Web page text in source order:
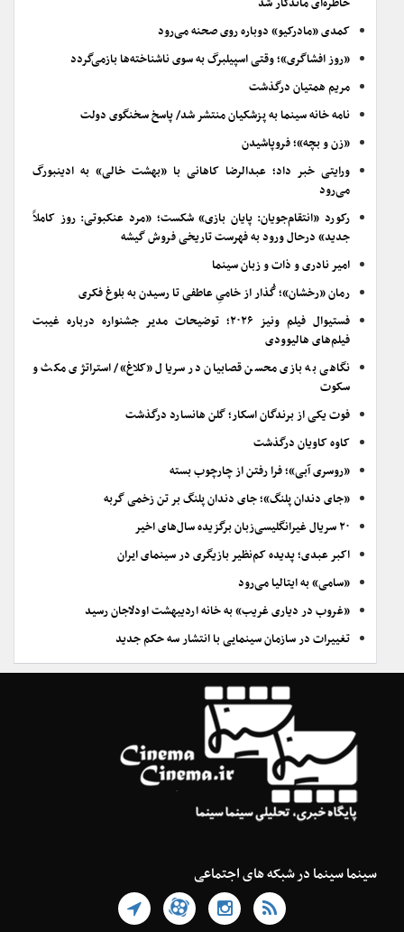
خاطره‌ای ماندگار شد
کمدی «مادرکیو» دوباره روی صحنه می‌رود
«روز افشاگری»؛ وقتی اسپیلبرگ به سوی ناشناخته‌ها بازمی‌گردد
مریم همتیان درگذشت
نامه خانه سینما به پزشکیان منتشر شد/ پاسخ سخنگوی دولت
«زن و بچه»؛ فروپاشیدن
ورایتی خبر داد؛ عبدالرضا کاهانی با «بهشت خالی» به ادینبورگ
می‌رود
رکورد «انتقام‌جویان: پایان بازی» شکست؛ «مرد عنکبوتی: روز کاملاً
جدید» درحال ورود به فهرست تاریخی فروش گیشه
امیر نادری و ذات و زبان سینما
رمان «رخشان»؛ گُذار از خامیِ عاطفی تا رسیدن به بلوغ فکری
فستیوال فیلم ونیز ۲۰۲۶؛ توضیحات مدیر جشنواره درباره غیبت
فیلم‌های هالیوودی
نگاهی به بازی محسن قصابیان در سریال «کلاغ»/ استراتژی مکث و
سکوت
فوت یکی از برندگان اسکار؛ گلن هانسارد درگذشت
کاوه کاویان درگذشت
«روسری آبی»؛ فرا رفتن از چارچوب بسته
«جای دندان پلنگ»؛ جای دندان پلنگ بر تن زخمی گربه
۲۰ سریال غیرانگلیسی‌زبان برگزیده سال‌های اخیر
اکبر عبدی؛ پدیده کم‌نظیر بازیگری در سینمای ایران
«سامی» به ایتالیا می‌رود
«غروب در دیاری غریب» به خانه اردیبهشت اودلاجان رسید
تغییرات در سازمان سینمایی با انتشار سه حکم جدید
سینما سینما در شبکه های اجتماعی